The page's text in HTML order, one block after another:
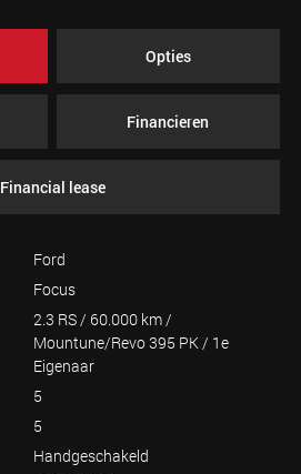
Opties
Financieren
Financial lease
Ford
Focus
2.3 RS / 60.000 km /
Mountune/Revo 395 PK / 1e
Eigenaar
5
5
Handgeschakeld